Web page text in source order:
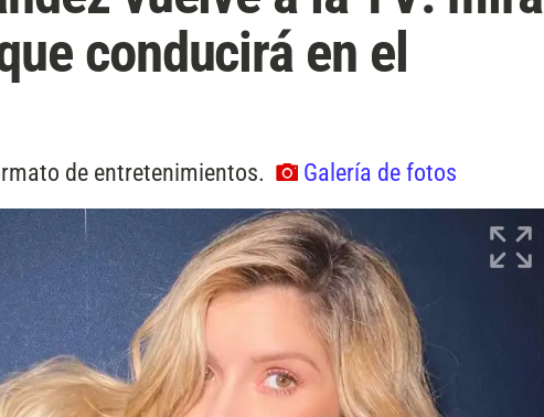
conducirá en el
de entretenimientos. Galería de fotos